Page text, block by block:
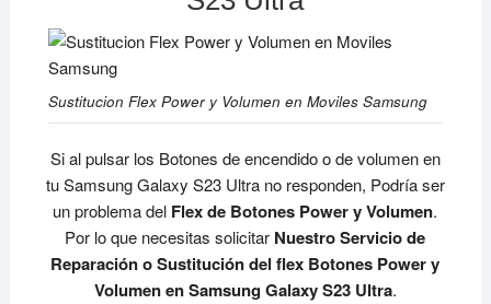
Sustitucion Flex Power y Volumen en Moviles Samsung
Si al pulsar los Botones de encendido o de volumen en
tu Samsung Galaxy S23 Ultra no responden, Podría ser
un problema del Flex de Botones Power y Volumen.
Por lo que necesitas solicitar Nuestro Servicio de
Reparación o Sustitución del flex Botones Power y
Volumen en Samsung Galaxy S23 Ultra.